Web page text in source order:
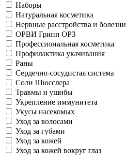
Наборы
Натуральная косметика
Нервные расстройства и болезни
ОРВИ Грипп ОРЗ
Профессиональная косметика
Профилактика укачивания
Раны
Сердечно-сосудистая система
Соли Шюсслера
Травмы и ушибы
Укрепление иммунитета
Укусы насекомых
Уход за волосами
Уход за губами
Уход за кожей
Уход за кожей вокруг глаз